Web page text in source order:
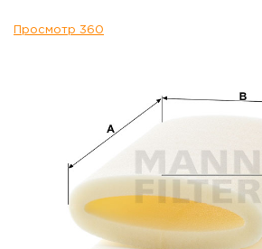
Просмотр 360